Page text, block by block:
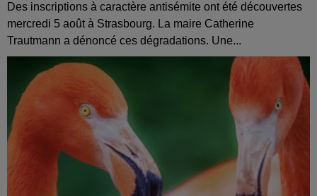
Des inscriptions à caractère antisémite ont été découvertes
mercredi 5 août à Strasbourg. La maire Catherine
Trautmann a dénoncé ces dégradations. Une...